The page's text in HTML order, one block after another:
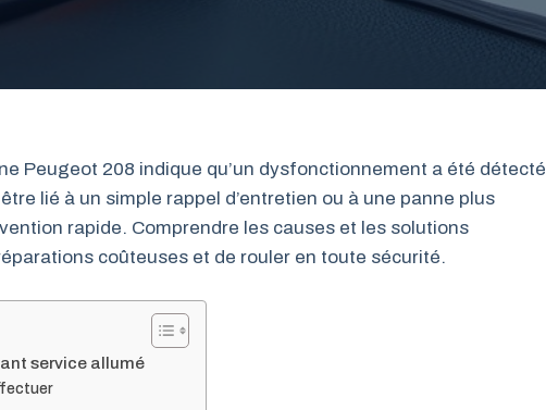
Peugeot 208 indique qu’un dysfonctionnement a été détecté
lié à un simple rappel d’entretien ou à une panne plus
rapide. Comprendre les causes et les solutions
coûteuses et de rouler en toute sécurité.
service allumé